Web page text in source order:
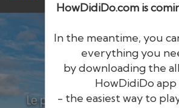
HowDidiDo.com is
In the meantime, you
everything you
by downloading the
HowDidiDo app
- the easiest way to
Le plus grand réseau de